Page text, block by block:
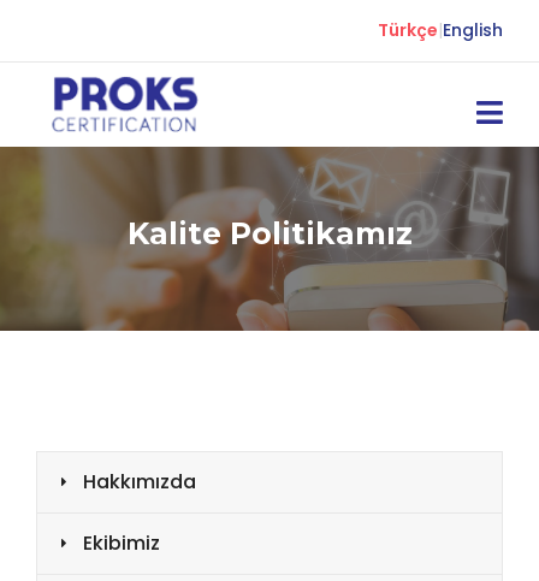
Türkçe|English
Kalite Politikamız
Hakkımızda
Ekibimiz